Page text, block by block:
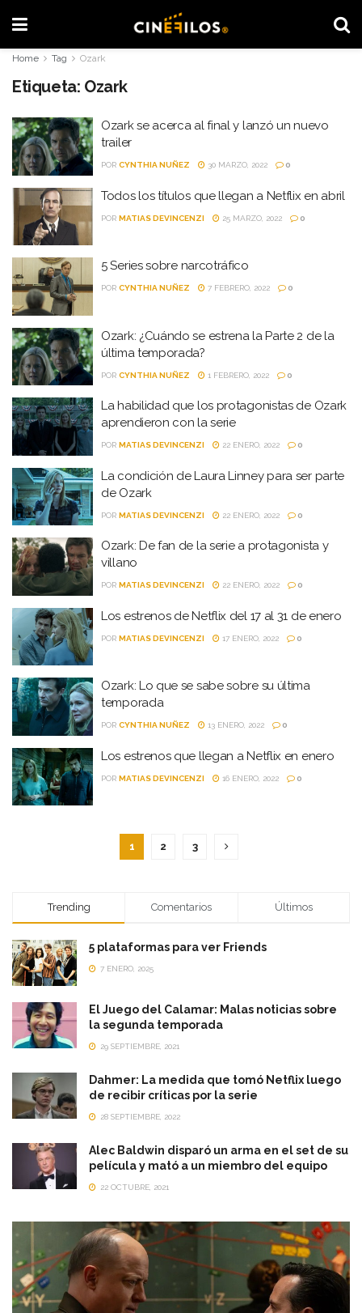
Home Tag Ozark
Etiqueta: Ozark
Ozark se acerca al final y lanzó un nuevo
trailer
POR CYNTHIA NUÑEZ 30 MARZO, 2022 0
Todos los títulos que llegan a Netflix en abril
POR MATIAS DEVINCENZI 25 MARZO, 2022 0
5 Series sobre narcotráfico
POR CYNTHIA NUÑEZ 7 FEBRERO, 2022 0
Ozark: ¿Cuándo se estrena la Parte 2 de la
última temporada?
POR CYNTHIA NUÑEZ 1 FEBRERO, 2022 0
La habilidad que los protagonistas de Ozark
aprendieron con la serie
POR MATIAS DEVINCENZI 22 ENERO, 2022 0
La condición de Laura Linney para ser parte
de Ozark
POR MATIAS DEVINCENZI 22 ENERO, 2022 0
Ozark: De fan de la serie a protagonista y
villano
POR MATIAS DEVINCENZI 22 ENERO, 2022 0
Los estrenos de Netflix del 17 al 31 de enero
POR MATIAS DEVINCENZI 17 ENERO, 2022 0
Ozark: Lo que se sabe sobre su última
temporada
POR CYNTHIA NUÑEZ 13 ENERO, 2022 0
Los estrenos que llegan a Netflix en enero
POR MATIAS DEVINCENZI 16 ENERO, 2022 0
1 2 3
Trending Comentarios Últimos
5 plataformas para ver Friends
7 ENERO, 2025
El Juego del Calamar: Malas noticias sobre
la segunda temporada
29 SEPTIEMBRE, 2021
Dahmer: La medida que tomó Netflix luego
de recibir críticas por la serie
28 SEPTIEMBRE, 2022
Alec Baldwin disparó un arma en el set de su
película y mató a un miembro del equipo
22 OCTUBRE, 2021